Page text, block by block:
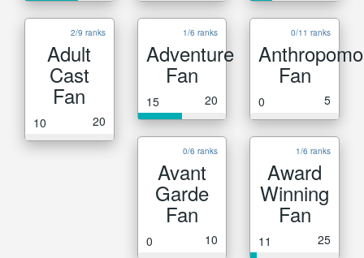
2/9 ranks
Adult
Cast
Fan
10 20
1/6 ranks
Adventure
Fan
15 20
0/11 ranks
Fan
0 5
0/6 ranks
Avant
Garde
Fan
0 10
1/6 ranks
Award
Winning
Fan
11 25